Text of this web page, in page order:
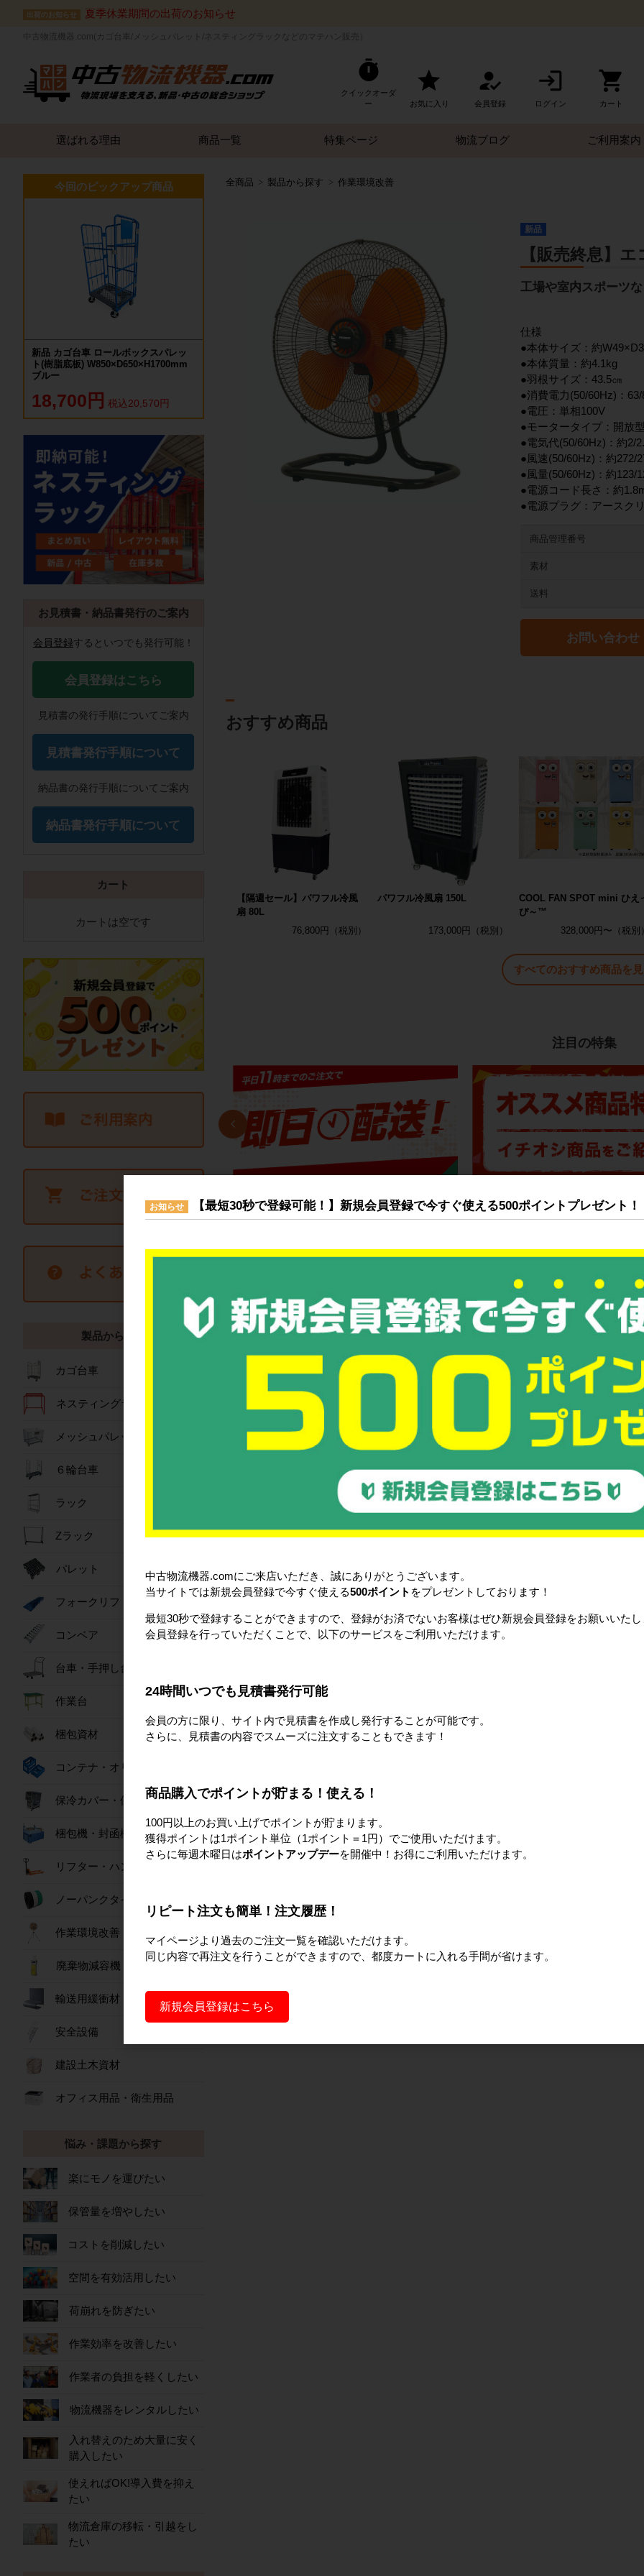
出荷のお知らせ 夏季休業期間の出荷のお知らせ
中古物流機器.com(カゴ台車/メッシュパレット/ネスティングラックなどのマテハン販売）
クイックオーダ
ー
お気に入り 会員登録 ログイン カート
選ばれる理由 商品一覧 特集ページ 物流ブログ ご利用案内
全商品 製品から探す 作業環境改善
新品
【販売終息】
工場や室内スポーツ
仕様
●本体サイズ：約
●本体質量：約4.1kg
●羽根サイズ：43.5㎝
●消費電力(50/60Hz)：63/
●電圧：単相100V
●モータータイプ：開放
●電気代(50/60Hz)：約2/
●風速(50/60Hz)：約272/
●風量(50/60Hz)：約123/
●電源コード長さ：約
●電源プラグ：アースク
商品管理番号
素材
送料
お問い合わせ
おすすめ商品
【隔週セール】パワフル冷風
扇 80L
76,800円
パワフル冷風扇 150L
173,000円
COOL FAN SPOT mini ひえ
ぴ～™
328,000円〜
すべてのおすすめ商品を
注目の特集
ラック Zラック
コンベア 台車・手押し台車 リフ
作業台 梱包資材
作業環境改善 廃棄物減容機
建設土木資材
今回のピックアップ商品
新品 カゴ台車 ロールボックスパレッ
ト(樹脂底板) W850×D650×H1700mm
ブルー
18,700円 税込20,570円
お見積書・納品書発行のご案内
会員登録するといつでも発行可能！
会員登録はこちら
見積書の発行手順についてご案内
見積書発行手順について
納品書の発行手順についてご案内
納品書発行手順について
カート
カートは空です
製品から探す
カゴ台車
ネスティングラック
メッシュパレット
６輪台車
ラック
Zラック
パレット
フォークリフトスロープ
コンベア
台車・手押し台車
作業台
梱包資材
コンテナ・オリコン
保冷カバー・保冷ボックス
梱包機・封函機
リフター・ハンドパレット
ノーパンクタイヤ
作業環境改善
廃棄物減容機
輸送用緩衝材
安全設備
建設土木資材
オフィス用品・衛生用品
悩み・課題から探す
楽にモノを運びたい
保管量を増やしたい
コストを削減したい
空間を有効活用したい
荷崩れを防ぎたい
作業効率を改善したい
作業者の負担を軽くしたい
物流機器をレンタルしたい
入れ替えのため大量に安く
購入したい
使えればOK!導入費を抑え
たい
物流倉庫の移転・引越をし
たい
お知らせ 【最短30秒で登録可能！】新規会員登録で今すぐ使える500ポイントプレゼント！
中古物流機器.comにご来店いただき、誠にありがとうございます。
当サイトでは新規会員登録で今すぐ使える500ポイント をプレゼントしております！
最短30秒で登録することができますので、登録がお済でないお客様はぜひ新規会員登録をお願いいた
会員登録を行っていただくことで、以下のサービスをご利用いただけます。
24時間いつでも見積書発行可能
会員の方に限り、サイト内で見積書を作成し発行することが可能です。
さらに、見積書の内容でスムーズに注文することもできます！
商品購入でポイントが貯まる！使える！
100円以上のお買い上げでポイントが貯まります。
獲得ポイントは1ポイント単位（1ポイント＝1円）でご使用いただけます。
さらに毎週木曜日はポイントアップデーを開催中！お得にご利用いただけます。
リピート注文も簡単！注文履歴！
マイページより過去のご注文一覧を確認いただけます。
同じ内容で再注文を行うことができますので、都度カートに入れる手間が省けます。
新規会員登録はこちら